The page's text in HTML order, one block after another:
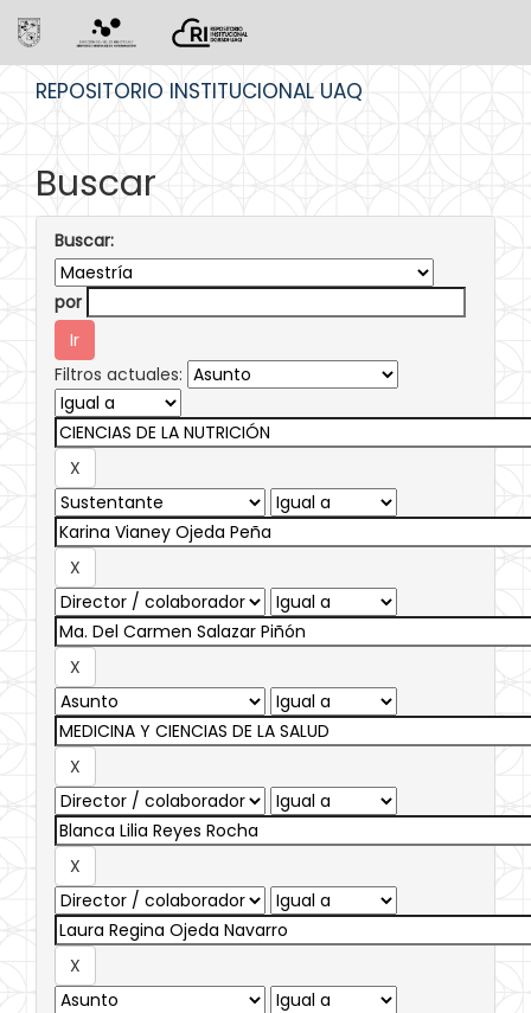
REPOSITORIO INSTITUCIONAL UAQ
Buscar
Buscar:
por
Filtros actuales: